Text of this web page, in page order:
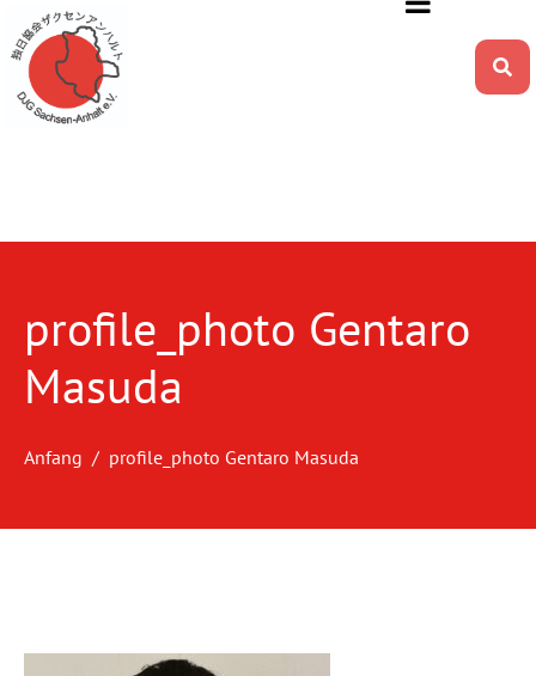
profile_photo Gentaro
Masuda
Anfang profile_photo Gentaro Masuda